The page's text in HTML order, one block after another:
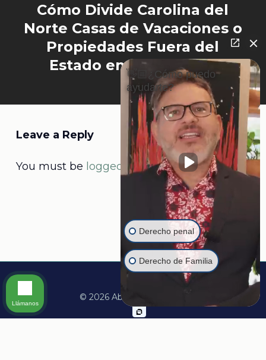
Cómo Divide Carolina del
Norte Casas de Vacaciones o
Propiedades Fuera del
Estado en un Divorcio
Leave a Reply
You must be logged into post a comment.
© 2026 Abogado Martine.
👋🏼¿Cómo puedo
ayudarte?
Derecho penal
Derecho de Familia
Llámanos